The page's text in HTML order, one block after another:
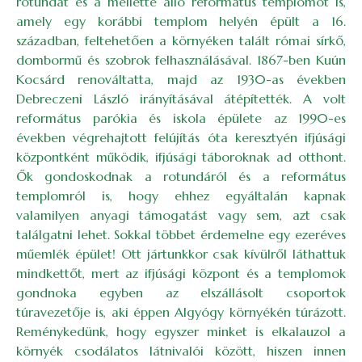
amely egy korábbi templom helyén épült a 16.
században, feltehetően a környéken talált római sírkő,
dombormű és szobrok felhasználásával. 1867-ben Kuún
Kocsárd renováltatta, majd az 1930-as években
Debreczeni László irányításával átépítették. A volt
református parókia és iskola épülete az 1990-es
években végrehajtott felújítás óta keresztyén ifjúsági
központként működik, ifjúsági táboroknak ad otthont.
Ők gondoskodnak a rotundáról és a református
templomról is, hogy ehhez egyáltalán kapnak
valamilyen anyagi támogatást vagy sem, azt csak
találgatni lehet. Sokkal többet érdemelne egy ezeréves
műemlék épület! Ott jártunkkor csak kívülről láthattuk
mindkettőt, mert az ifjúsági központ és a templomok
gondnoka egyben az elszállásolt csoportok
túravezetője is, aki éppen Algyógy környékén túrázott.
Reménykedünk, hogy egyszer minket is elkalauzol a
környék csodálatos látnivalói között, hiszen innen